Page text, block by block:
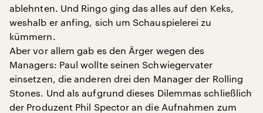
ablehnten. Und Ringo ging das alles auf den Keks,
weshalb er anfing, sich um Schauspielerei zu
kümmern.
Aber vor allem gab es den Ärger wegen des
Managers: Paul wollte seinen Schwiegervater
einsetzen, die anderen drei den Manager der Rolling
Stones. Und als aufgrund dieses Dilemmas schließlich
der Produzent Phil Spector an die Aufnahmen zum